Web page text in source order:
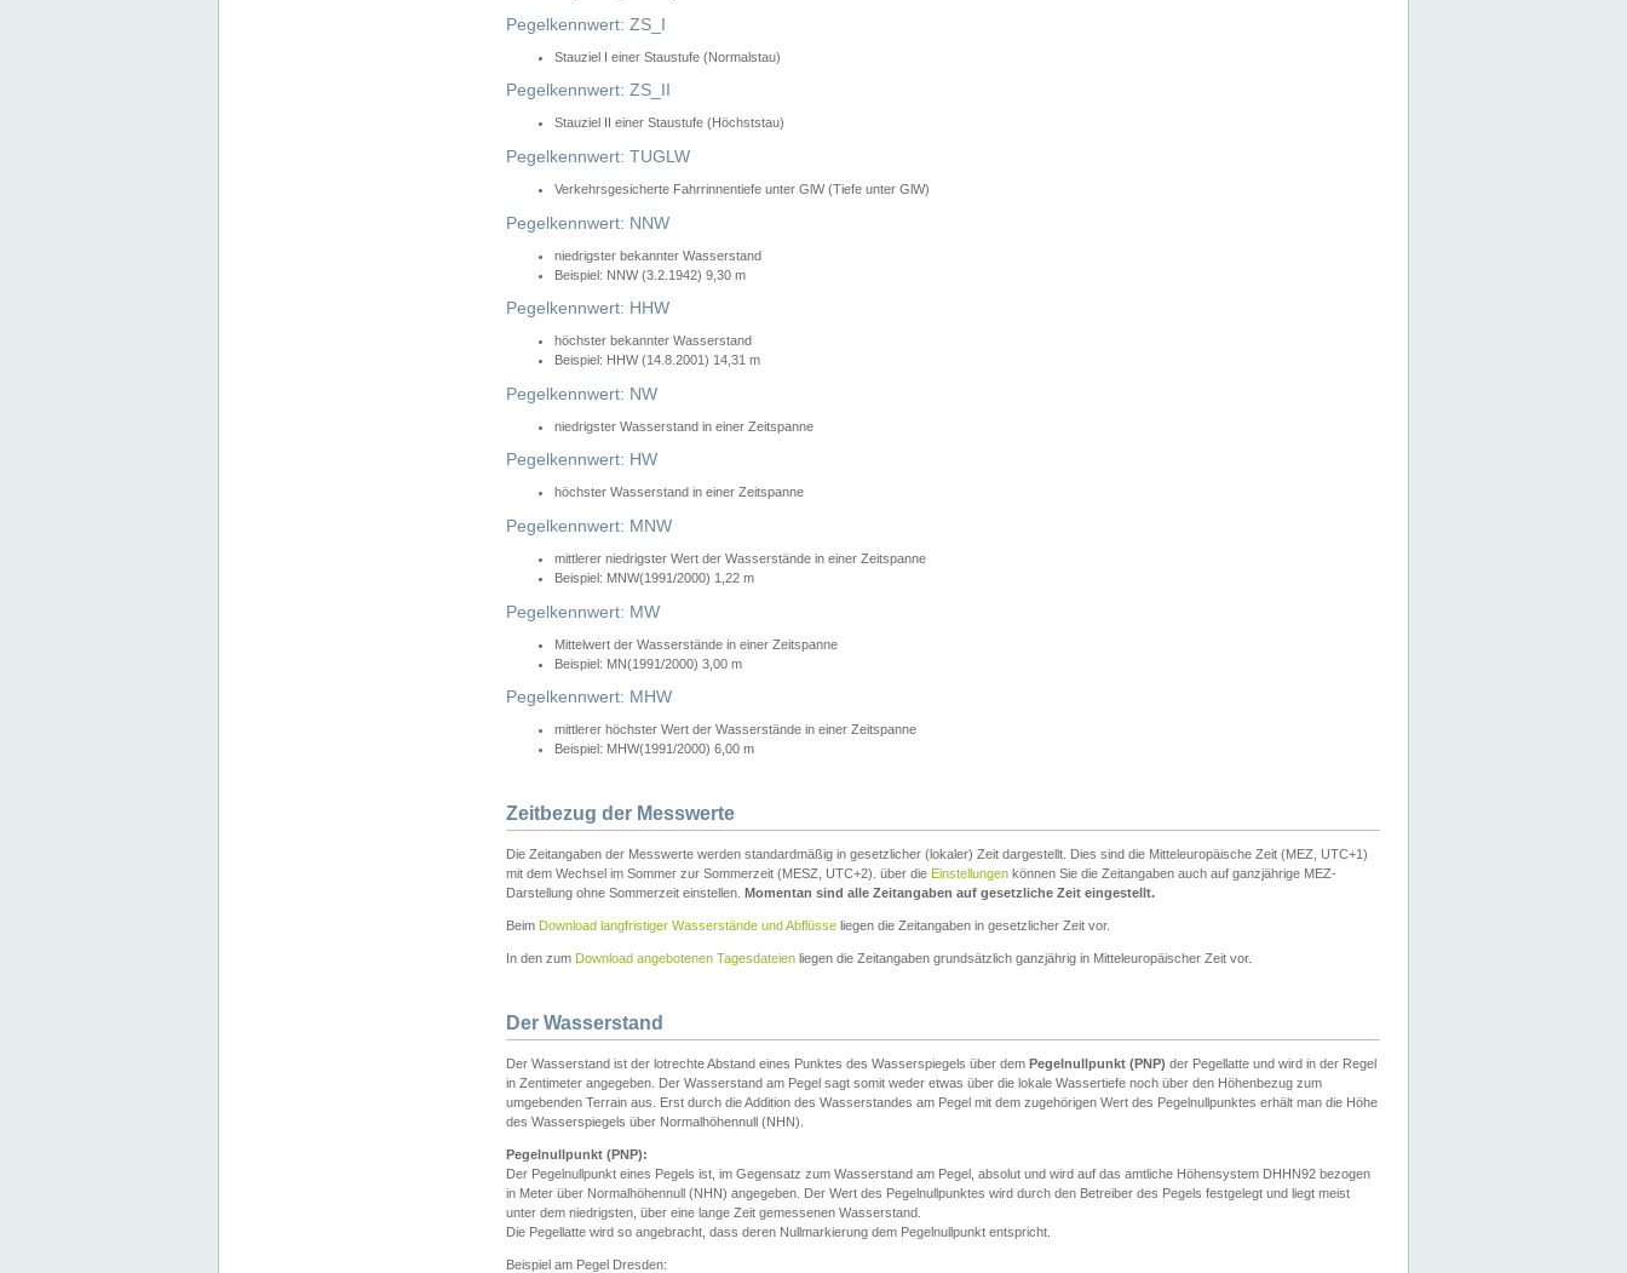
Pegelkennwert: ZS_I
Stauziel I einer Staustufe (Normalstau)
Pegelkennwert: ZS_II
Stauziel II einer Staustufe (Höchststau)
Pegelkennwert: TUGLW
Verkehrsgesicherte Fahrrinnentiefe unter GlW (Tiefe unter GlW)
Pegelkennwert: NNW
niedrigster bekannter Wasserstand
Beispiel: NNW (3.2.1942) 9,30 m
Pegelkennwert: HHW
höchster bekannter Wasserstand
Beispiel: HHW (14.8.2001) 14,31 m
Pegelkennwert: NW
niedrigster Wasserstand in einer Zeitspanne
Pegelkennwert: HW
höchster Wasserstand in einer Zeitspanne
Pegelkennwert: MNW
mittlerer niedrigster Wert der Wasserstände in einer Zeitspanne
Beispiel: MNW(1991/2000) 1,22 m
Pegelkennwert: MW
Mittelwert der Wasserstände in einer Zeitspanne
Beispiel: MN(1991/2000) 3,00 m
Pegelkennwert: MHW
mittlerer höchster Wert der Wasserstände in einer Zeitspanne
Beispiel: MHW(1991/2000) 6,00 m
Zeitbezug der Messwerte
Die Zeitangaben der Messwerte werden standardmäßig in gesetzlicher (lokaler) Zeit dargestellt. Dies sind die Mitteleuropäische Zeit (MEZ, UTC+1)
mit dem Wechsel im Sommer zur Sommerzeit (MESZ, UTC+2). über die Einstellungen können Sie die Zeitangaben auch auf ganzjährige MEZ-
Darstellung ohne Sommerzeit einstellen. Momentan sind alle Zeitangaben auf gesetzliche Zeit eingestellt.
Beim Download langfristiger Wasserstände und Abflüsse liegen die Zeitangaben in gesetzlicher Zeit vor.
In den zum Download angebotenen Tagesdateien liegen die Zeitangaben grundsätzlich ganzjährig in Mitteleuropäischer Zeit vor.
Der Wasserstand
Der Wasserstand ist der lotrechte Abstand eines Punktes des Wasserspiegels über dem Pegelnullpunkt (PNP) der Pegellatte und wird in der Regel
in Zentimeter angegeben. Der Wasserstand am Pegel sagt somit weder etwas über die lokale Wassertiefe noch über den Höhenbezug zum
umgebenden Terrain aus. Erst durch die Addition des Wasserstandes am Pegel mit dem zugehörigen Wert des Pegelnullpunktes erhält man die Höhe
des Wasserspiegels über Normalhöhennull (NHN).
Pegelnullpunkt (PNP):
Der Pegelnullpunkt eines Pegels ist, im Gegensatz zum Wasserstand am Pegel, absolut und wird auf das amtliche Höhensystem DHHN92 bezogen
in Meter über Normalhöhennull (NHN) angegeben. Der Wert des Pegelnullpunktes wird durch den Betreiber des Pegels festgelegt und liegt meist
unter dem niedrigsten, über eine lange Zeit gemessenen Wasserstand.
Die Pegellatte wird so angebracht, dass deren Nullmarkierung dem Pegelnullpunkt entspricht.
Beispiel am Pegel Dresden: